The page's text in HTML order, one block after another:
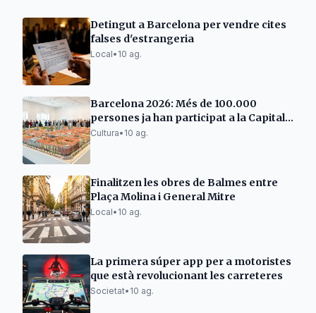
Detingut a Barcelona per vendre cites
falses d'estrangeria
Local• 10 ag.
Barcelona 2026: Més de 100.000
persones ja han participat a la Capital
Mundial de l’Arquitectura
Cultura• 10 ag.
Finalitzen les obres de Balmes entre
Plaça Molina i General Mitre
Local• 10 ag.
La primera súper app per a motoristes
que està revolucionant les carreteres
Societat• 10 ag.